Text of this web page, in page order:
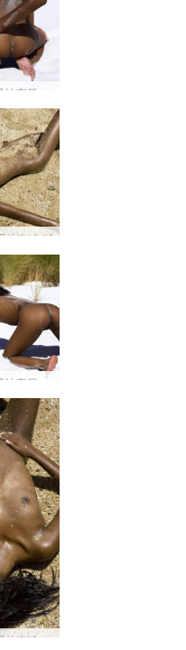
体海滩 #9
娜奥米桑迪宝贝 #144
娜奥米裸体海滩 #29